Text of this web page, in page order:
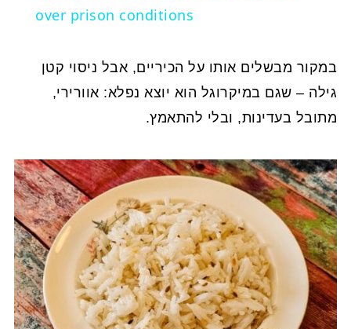
over prison conditions
במקור מבשלים אותו על הכיריים, אבל ניסוי קטן
גילה – שגם במיקרוגל הוא יוצא נפלא: אוורירי,
מתובל בעדינות, ובלי להתאמץ.